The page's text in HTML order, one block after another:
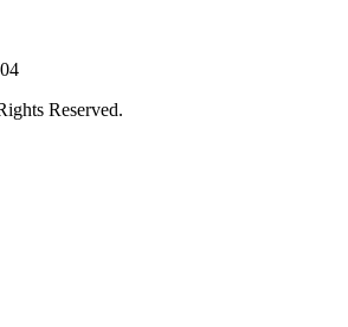
Reserved.